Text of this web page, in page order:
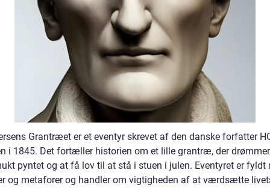
Grantræet er et eventyr skrevet af den danske forfatter
i 1845. Det fortæller historien om et lille grantræ, der
pyntet og at få lov til at stå i stuen i julen. Eventyret er fyldt
og metaforer og handler om vigtigheden af at værdsætte